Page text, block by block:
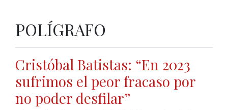
POLÍGRAFO
Cristóbal Batistas: “En 2023
sufrimos el peor fracaso por
no poder desfilar”